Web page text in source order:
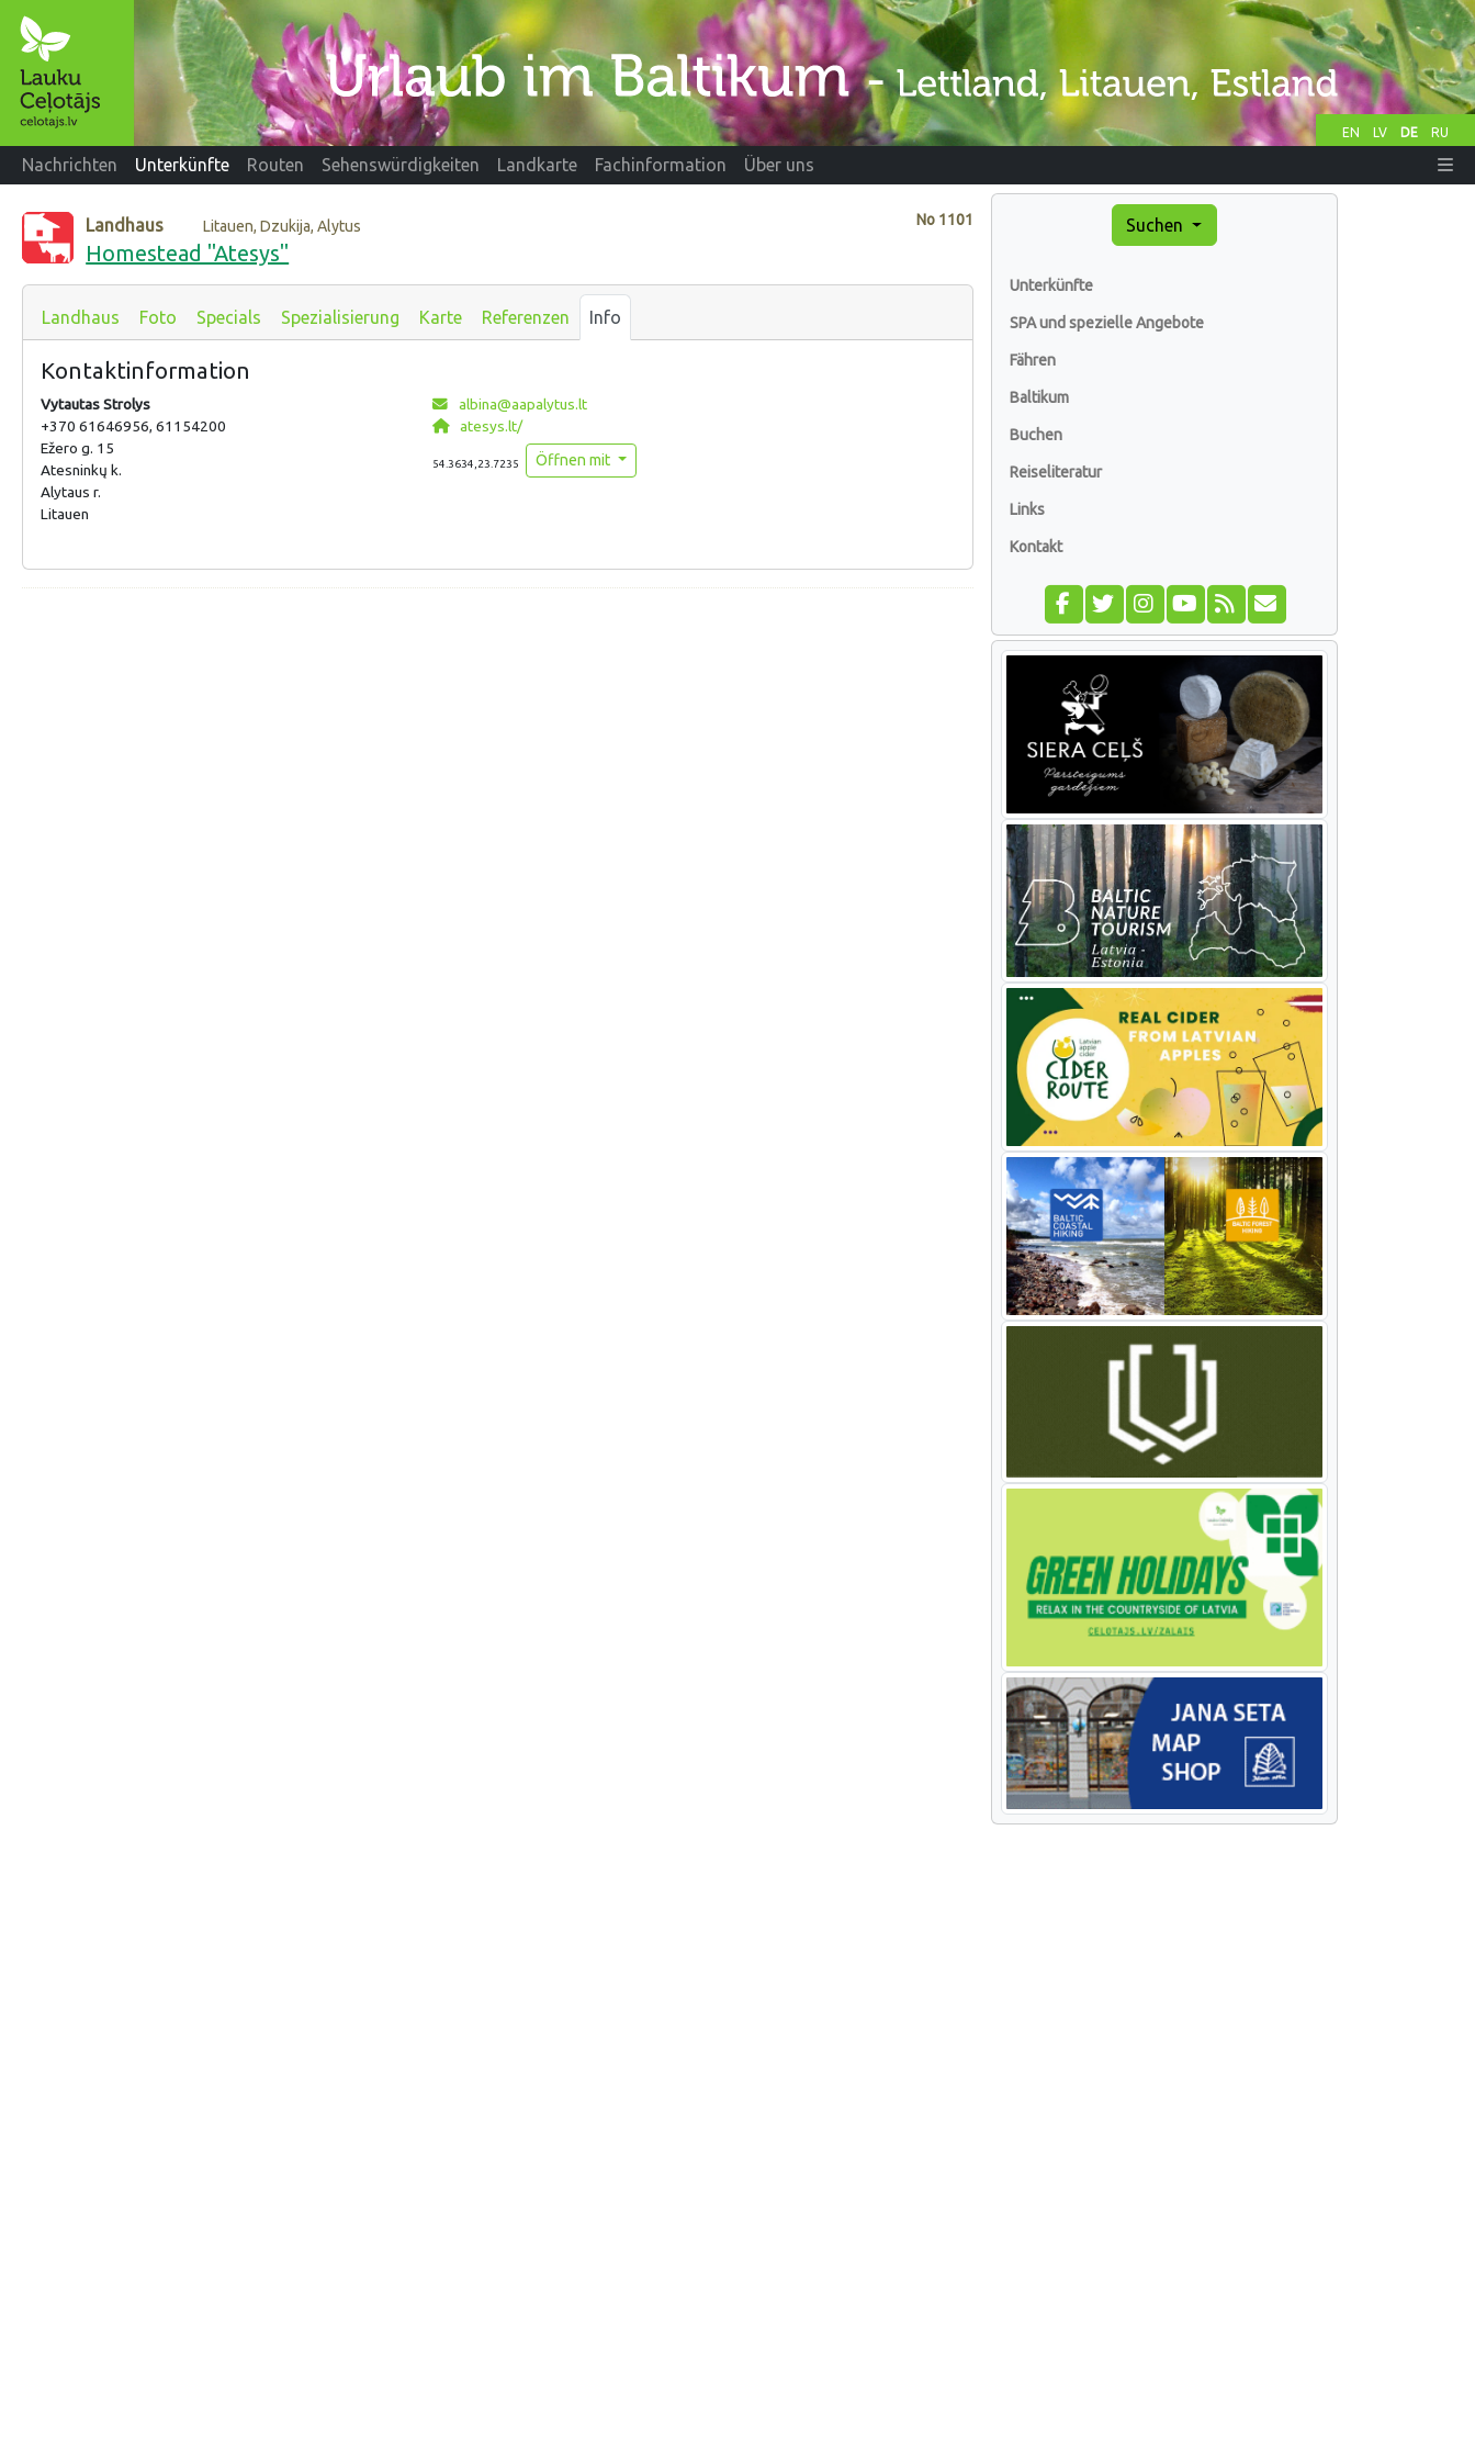
EN LV DE RU
Nachrichten Unterkünfte Routen Sehenswürdigkeiten Landkarte Fachinformation Über uns
No 1101
Landhaus Litauen, Dzukija, Alytus
Homestead "Atesys"
Landhaus Foto Specials Spezialisierung Karte Referenzen Info
Kontaktinformation
Vytautas Strolys
+370 61646956, 61154200
Ežero g. 15
Atesninkų k.
Alytaus r.
Litauen
albina@aapalytus.lt
atesys.lt/
54.3634,23.7235 Öffnen mit
Suchen
Unterkünfte
SPA und spezielle Angebote
Fähren
Baltikum
Buchen
Reiseliteratur
Links
Kontakt